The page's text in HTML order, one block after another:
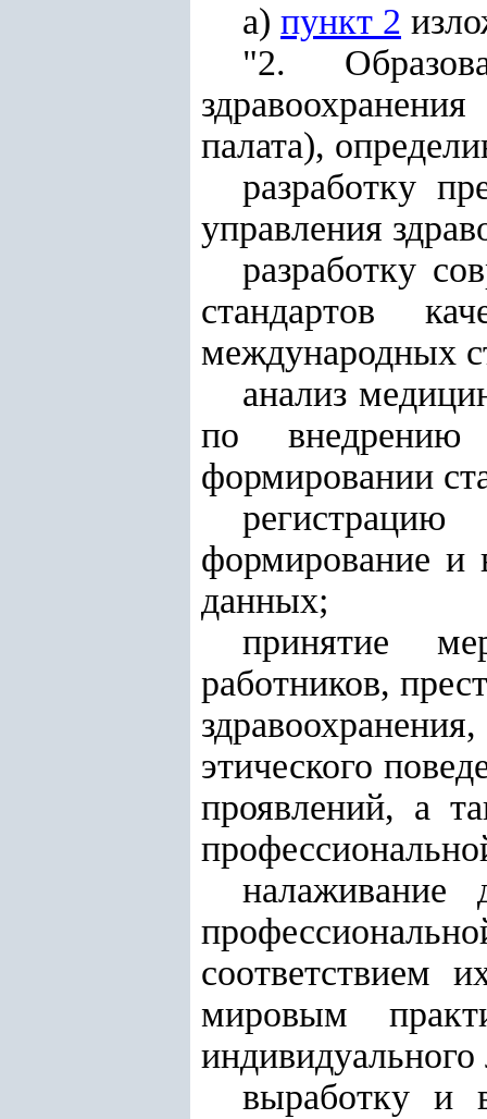
а) пункт 2
"2.
палата),
разработку
управления
разработку
стандартов
международных
анализ
по
формировании
формирование и
данных;
принятие
работников,
этического
проявлений, а
налаживание
соответствием
мировым
выработку и